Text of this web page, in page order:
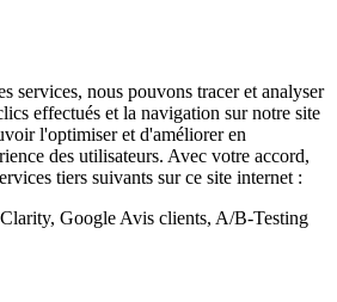
services, nous pouvons tracer et analyser
effectués et la navigation sur notre site
l'optimiser et d'améliorer en
des utilisateurs. Avec votre accord,
tiers suivants sur ce site internet :
Google Avis clients, A/B-Testing